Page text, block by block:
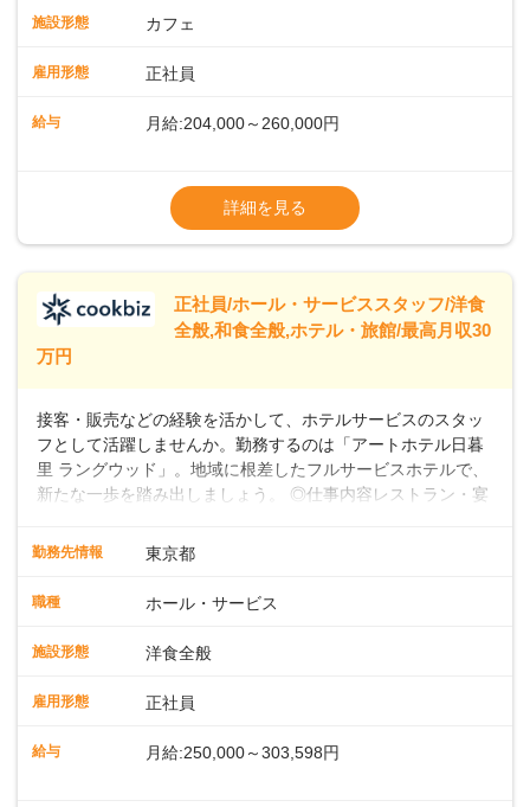
年齢層が活躍しており、チームワークも抜群です。基本マニ
業務に馴染める環境です。「カフェの接客は初めて」という
ッフとして経験を積んだ後、店長を目指してみませんか。売
よ♪あなたも、無理なくステップアップできる環境で、少しず
つ成長していきませんか？
施設形態 カフェ
雇用形態 正社員
給与 月給:204,000～260,000円
ます・東日本エリア：月給21万4000～27万
※経験・スキルを考慮の上、決定します。
※別途、残業代および各種手当あり
※試用期間なし
■店長職： ・西日本／月給26万7500円
詳細を見る
正社員/ホール・サービススタッフ/洋食
全般,和食全般,ホテル・旅館/最高月収30
万円
接客・販売などの経験を活かして、ホテルサービスのスタッ
フとして活躍しませんか。勤務するのは「アートホテル日暮
里 ラングウッド」。地域に根差したフルサービスホテルで、
新たな一歩を踏み出しましょう。 ◎仕事内容レストラン・宴
や、メニュー説明、オーダーや料理のご提供ほか、予約対応
体を把握し、あなたの真心こもるおもてなしでゲストを笑顔
経験のある方はもちろん、ホテル経験がない方も歓迎。飲食
中です。◇◇クラシカルモダンなホテル◇◇新宿・東京駅ま
どのご利用が多数。18タイプのバンケットルームほか、朝食
勤務先情報 東京都
職種 ホール・サービス
施設形態 洋食全般
雇用形態 正社員
給与 月給:250,000～303,598円